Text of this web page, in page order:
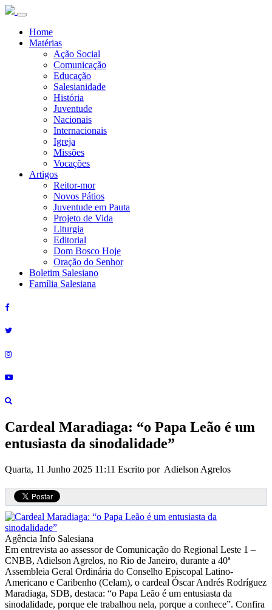
Home
Matérias
Ação Social
Comunicação
Educação
Salesianidade
História
Juventude
Nacionais
Internacionais
Igreja
Missões
Vocações
Artigos
Reitor-mor
Novos Pátios
Juventude em Pauta
Projeto de Vida
Liturgia
Editorial
Dom Bosco Hoje
Oração do Senhor
Boletim Salesiano
Família Salesiana
Cardeal Maradiaga: “o Papa Leão é um
entusiasta da sinodalidade”
Quarta, 11 Junho 2025 11:11 Escrito por Adielson Agrelos
Agência Info Salesiana
Em entrevista ao assessor de Comunicação do Regional Leste 1 –
CNBB, Adielson Agrelos, no Rio de Janeiro, durante a 40ª
Assembleia Geral Ordinária do Conselho Episcopal Latino-
Americano e Caribenho (Celam), o cardeal Óscar Andrés Rodríguez
Maradiaga, SDB, destaca: “o Papa Leão é um entusiasta da
sinodalidade, porque ele trabalhou nela, porque a conhece”. Confira